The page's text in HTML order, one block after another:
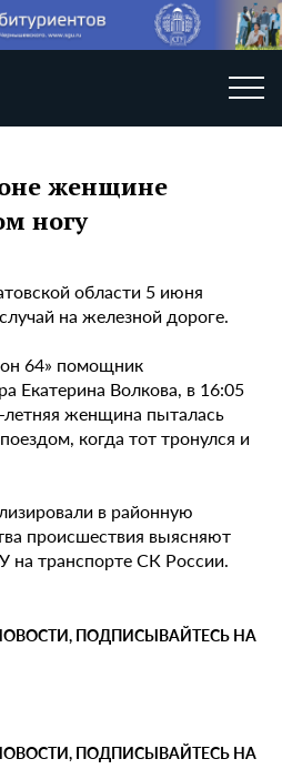
женщине
ногу
области 5 июня
на железной дороге.
64» помощник
Екатерина Волкова, в 16:05
летняя женщина пыталась
когда тот тронулся и
в районную
происшествия выясняют
транспорте СК России.
ПОДПИСЫВАЙТЕСЬ НА
ПОДПИСЫВАЙТЕСЬ НА